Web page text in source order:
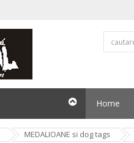
Home
MEDALIOANE si dog tags